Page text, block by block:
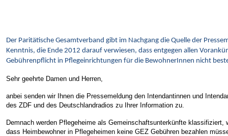
Der Paritätische Gesamtverband gibt im Nachgang die Quelle der
Kenntnis, die Ende 2012 darauf verwiesen, dass entgegen allen
Gebührenpflicht in Pflegeinrichtungen für die BewohnerInnen nicht
Sehr geehrte Damen und Herren,
anbei senden wir Ihnen die Pressemeldung den Intendantinnen und
des ZDF und des Deutschlandradios zu Ihrer Information zu.
Demnach werden Pflegeheime als Gemeinschaftsunterkünfte klassifiziert,
dass Heimbewohner in Pflegeheimen keine GEZ Gebühren bezahlen